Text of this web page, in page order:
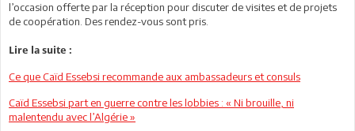
l’occasion offerte par la réception pour discuter de visites et de projets
de coopération. Des rendez-vous sont pris.
Lire la suite :
Ce que Caïd Essebsi recommande aux ambassadeurs et consuls
Caïd Essebsi part en guerre contre les lobbies : « Ni brouille, ni
malentendu avec l’Algérie »